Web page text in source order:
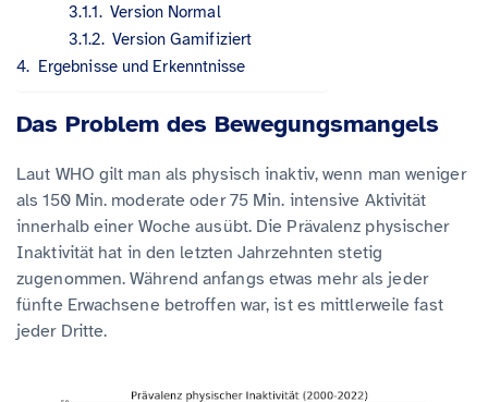
Version Normal
Version Gamifiziert
Ergebnisse und Erkenntnisse
Das Problem des Bewegungsmangels
Laut WHO gilt man als physisch inaktiv, wenn man weniger
als 150 Min. moderate oder 75 Min. intensive Aktivität
innerhalb einer Woche ausübt. Die Prävalenz physischer
Inaktivität hat in den letzten Jahrzehnten stetig
zugenommen. Während anfangs etwas mehr als jeder
fünfte Erwachsene betroffen war, ist es mittlerweile fast
jeder Dritte.